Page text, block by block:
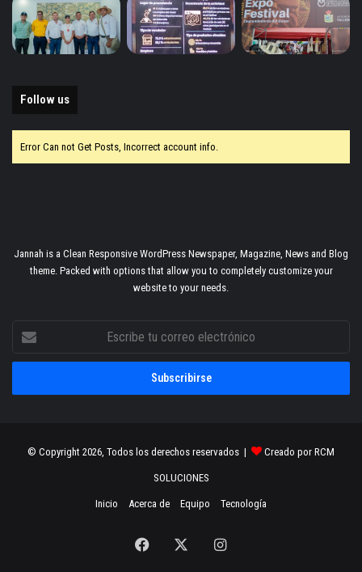
Follow us
Error Can not Get Posts, Incorrect account info.
Jannah is a Clean Responsive WordPress Newspaper, Magazine, News and Blog
theme. Packed with options that allow you to completely customize your
website to your needs.
correo
© Copyright 2026, Todos los derechos reservados | Creado por RCM
SOLUCIONES
Inicio Acerca de Equipo Tecnología
Facebook Instagram